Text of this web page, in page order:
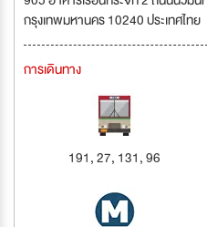
กรุงเทพมหานคร 10240 ประเทศไทย
การเดินทาง
191, 27, 131, 96